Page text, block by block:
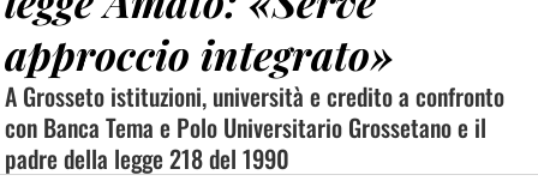
approccio integrato»
A Grosseto istituzioni, università e credito a confronto
con Banca Tema e Polo Universitario Grossetano e il
padre della legge 218 del 1990